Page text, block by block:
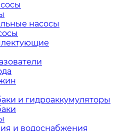
насосы
и гидроаккумуляторы
и водоснабжения